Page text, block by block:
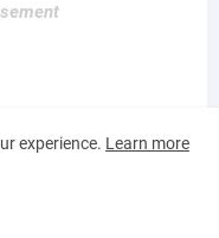
experience. Learn more